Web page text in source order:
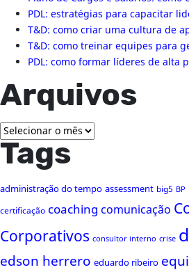
PDL: estratégias para capacitar
T&D: como criar uma cultura de
T&D: como treinar equipes para
PDL: como formar líderes de alta
Arquivos
Arquivos
Tags
administração do tempo assessment big5 BP
certificação coaching comunicação
Corporativos consultor interno crise
edson herrero eduardo ribeiro